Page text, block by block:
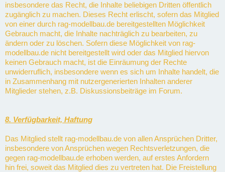
insbesondere das Recht, die Inhalte beliebigen Dritten öffentlich
zugänglich zu machen. Dieses Recht erlischt, sofern das Mitglied
von einer durch rag-modellbau.de bereitgestellten Möglichkeit
Gebrauch macht, die Inhalte nachträglich zu bearbeiten, zu
ändern oder zu löschen. Sofern diese Möglichkeit von rag-
modellbau.de nicht bereitgestellt wird oder das Mitglied hiervon
keinen Gebrauch macht, ist die Einräumung der Rechte
unwiderruflich, insbesondere wenn es sich um Inhalte handelt, die
in Zusammenhang mit nutzergenerierten Inhalten anderer
Mitglieder stehen, z.B. Diskussionsbeiträge im Forum.
8. Verfügbarkeit, Haftung
Das Mitglied stellt rag-modellbau.de von allen Ansprüchen Dritter,
insbesondere von Ansprüchen wegen Rechtsverletzungen, die
gegen rag-modellbau.de erhoben werden, auf erstes Anfordern
hin frei, soweit das Mitglied dies zu vertreten hat. Die Freistellung